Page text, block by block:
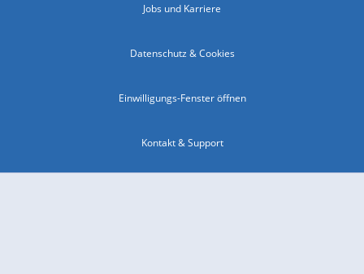
Jobs und Karriere
Datenschutz & Cookies
Einwilligungs-Fenster öffnen
Kontakt & Support